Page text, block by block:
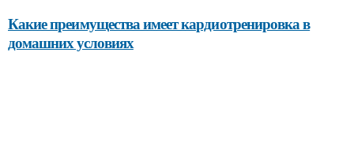
Какие преимущества имеет кардиотренировка в
домашних условиях